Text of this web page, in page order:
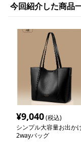
今回紹介した商品
¥9,040(税込)
シンプル大容量お出か
2wayバッグ